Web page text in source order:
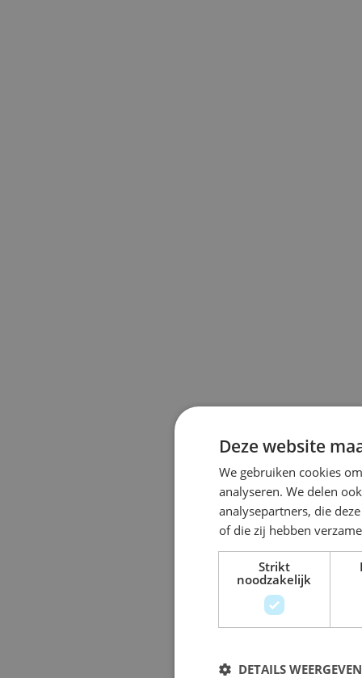
Deze website
We gebruiken cookies
analyseren. We delen
analysepartners, die
of die zij hebben
Strikt
noodzakelijk
DETAILS WEERGEVEN